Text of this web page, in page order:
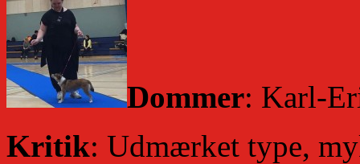
Dommer: Karl-
Kritik: Udmærket type,